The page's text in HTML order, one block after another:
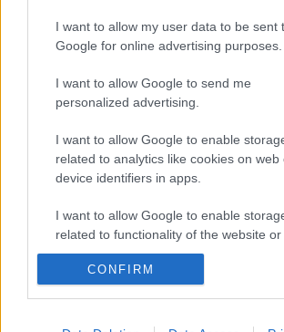
I want to allow my user data to be sent
Google for online advertising purposes.
I want to allow Google to send me
personalized advertising.
I want to allow Google to enable
related to analytics like cookies on web
device identifiers in apps.
I want to allow Google to enable
related to functionality of the website or
I want to allow Google to enable storage
I want to allow Google to enable storage
CONFIRM
Nap képe: ahol a pitlane
fullthrottle•2012. április 14.
Luca Scassaképeslapja Thruxtonból
fullthrottle•2012. április 13.
Lorenzo Lanzia Superbike
legfurább figurája volt az utóbbi